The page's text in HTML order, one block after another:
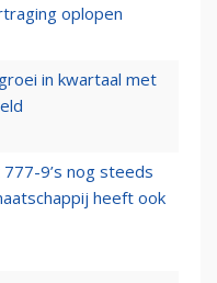
oplopen
in kwartaal met
9’s nog steeds
heeft ook